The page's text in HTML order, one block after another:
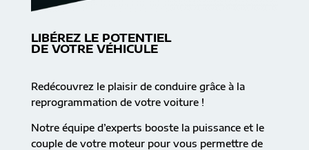
LIBÉREZ LE POTENTIEL
DE VOTRE VÉHICULE
Redécouvrez le plaisir de conduire grâce à la
reprogrammation de votre voiture !
Notre équipe d’experts booste la puissance et le
couple de votre moteur pour vous permettre de